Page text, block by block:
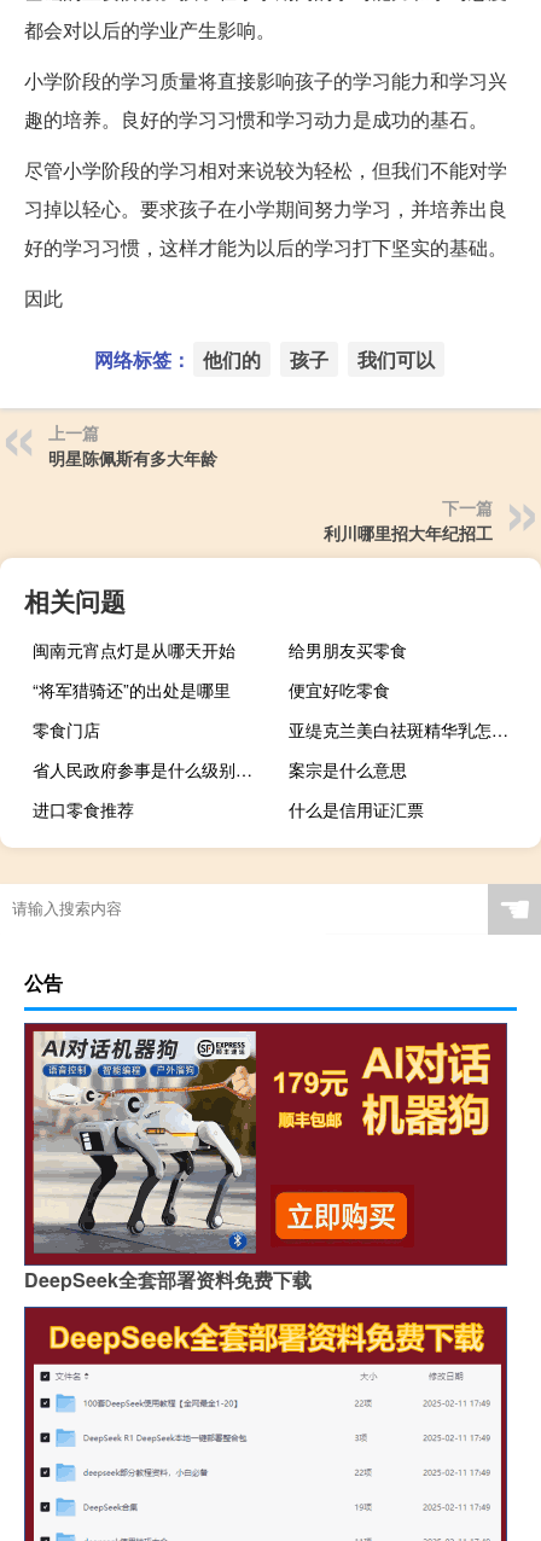
都会对以后的学业产生影响。
小学阶段的学习质量将直接影响孩子的学习能力和学习兴
趣的培养。良好的学习习惯和学习动力是成功的基石。
尽管小学阶段的学习相对来说较为轻松，但我们不能对学
习掉以轻心。要求孩子在小学期间努力学习，并培养出良
好的学习习惯，这样才能为以后的学习打下坚实的基础。
因此
网络标签： 他们的 孩子 我们可以
上一篇
明星陈佩斯有多大年龄
下一篇
利川哪里招大年纪招工
相关问题
闽南元宵点灯是从哪天开始
给男朋友买零食
“将军猎骑还”的出处是哪里
便宜好吃零食
零食门店
亚缇克兰美白祛斑精华乳怎么样（亚缇克兰化妆品怎么样）
省人民政府参事是什么级别的干部
案宗是什么意思
进口零食推荐
什么是信用证汇票
☚
公告
DeepSeek全套部署资料免费下载